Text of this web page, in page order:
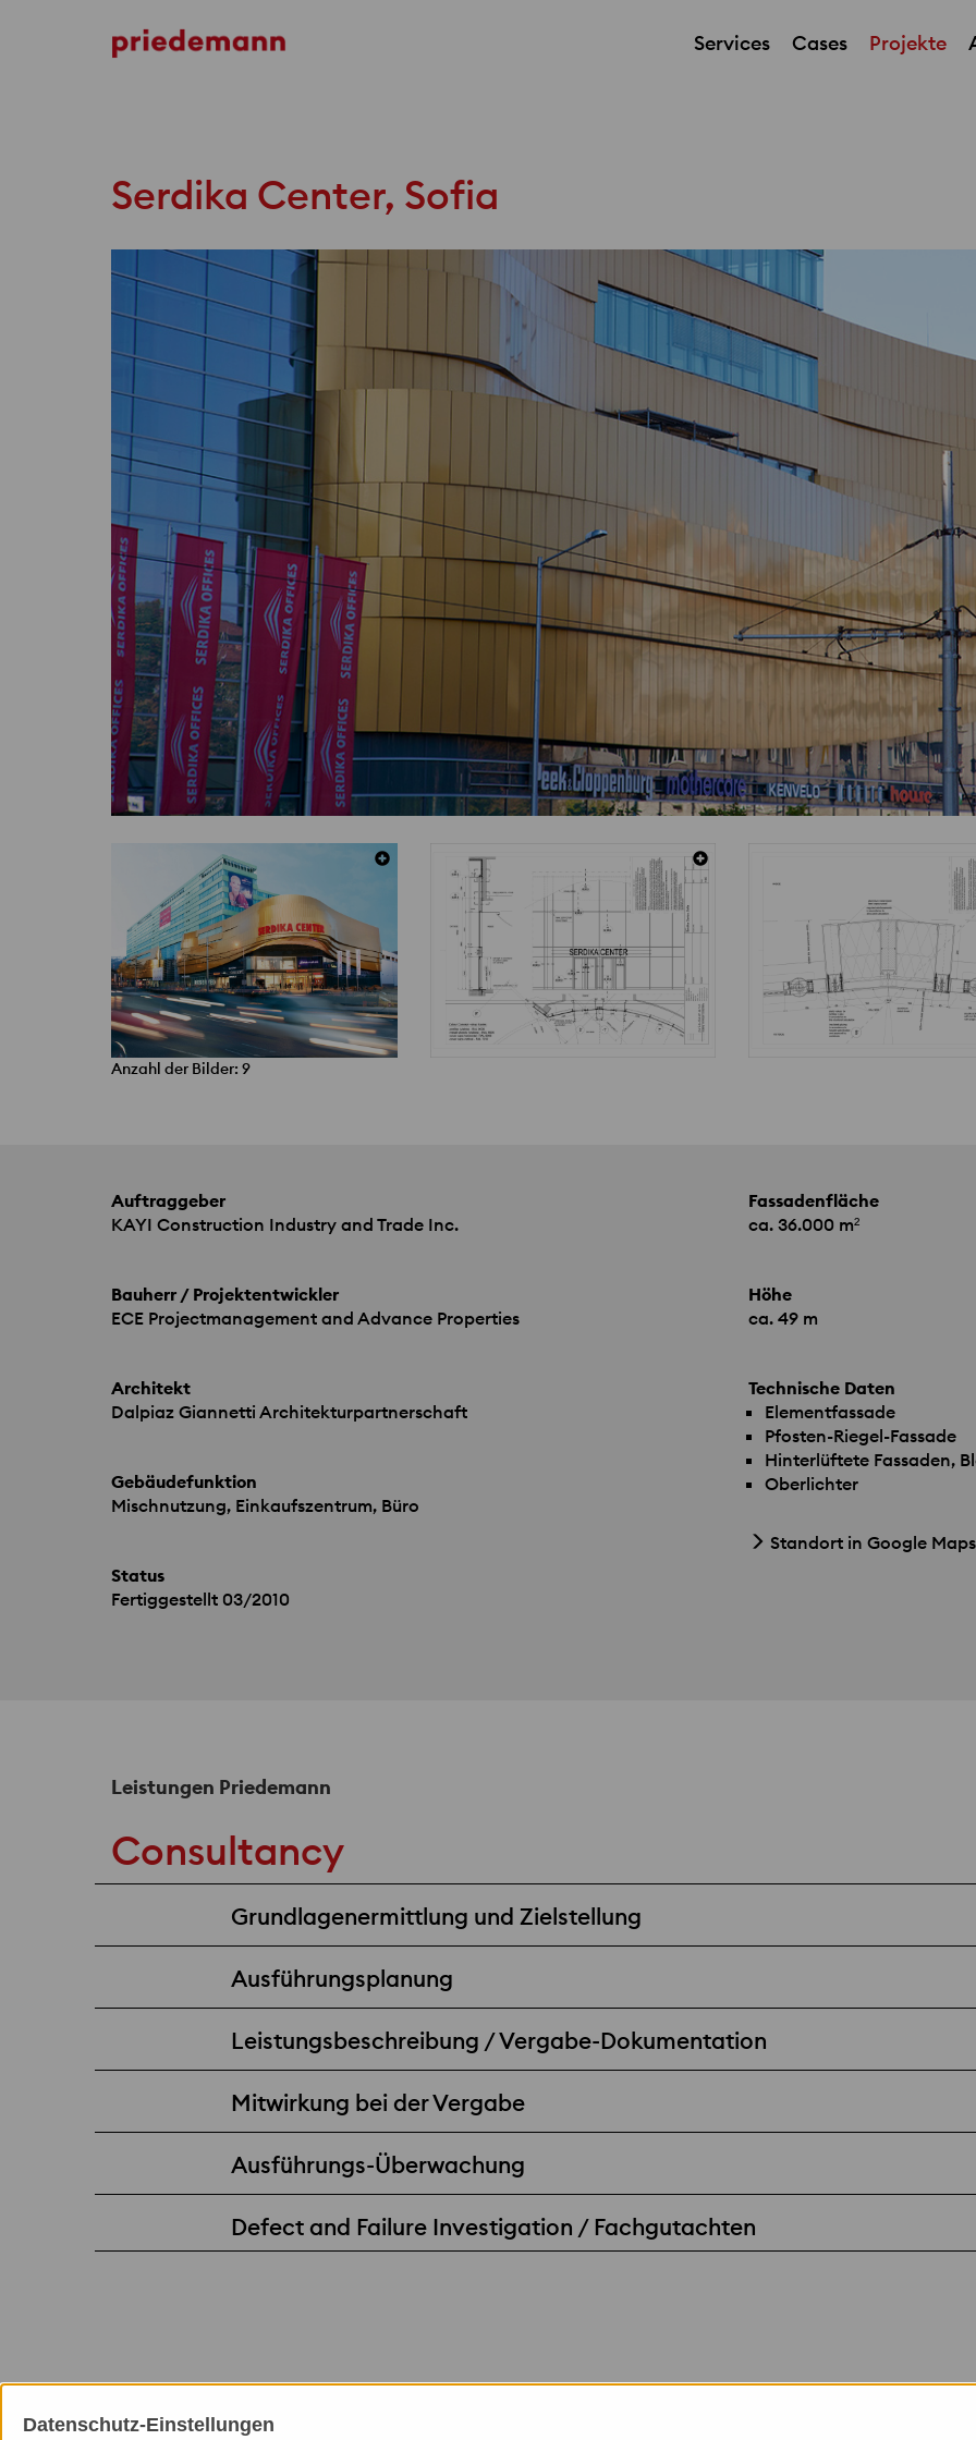
Services Cases Projekte
Küçükçekmece Municipality Defect and Failure Investigation / Fachgutachten
Serdika Center, Sofia
Anzahl der Bilder: 9
Auftraggeber
KAYI Construction Industry and Trade Inc.
Bauherr / Projektentwickler
ECE Projectmanagement and Advance Properties
Architekt
Dalpiaz Giannetti Architekturpartnerschaft
Gebäudefunktion
Mischnutzung, Einkaufszentrum, Büro
Status
Fertiggestellt 03/2010
Fassadenfläche
ca. 36.000 m²
Höhe
ca. 49 m
Technische Daten
Elementfassade
Pfosten-Riegel-Fassade
Hinterlüftete Fassaden,
Oberlichter
Standort in Google
Leistungen Priedemann
Consultancy
Grundlagenermittlung und Zielstellung
Ausführungsplanung
Leistungsbeschreibung / Vergabe-Dokumentation
Mitwirkung bei der Vergabe
Ausführungs-Überwachung
Defect and Failure Investigation / Fachgutachten
Datenschutz-Einstellungen